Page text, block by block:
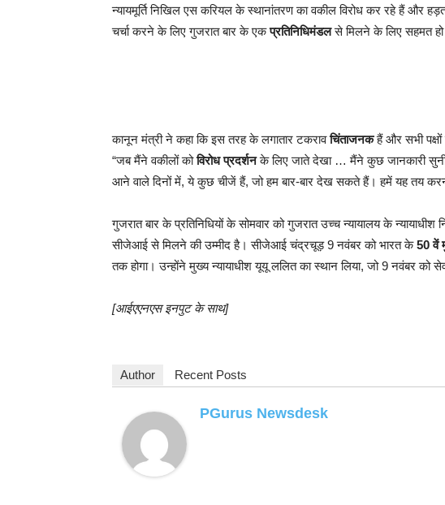
न्यायमूर्ति निखिल एस करियल के स्थानांतरण का वकील विरोध कर रहे हैं और
चर्चा करने के लिए गुजरात बार के एकप्रतिनिधिमंडलसे मिलने के लिए सहमत हो
कानून मंत्री ने कहा कि इस तरह के लगातार टकरावचिंताजनकहैं और सभी
“जब मैंने वकीलों कोविरोध प्रदर्शनके लिए जाते देखा … मैंने कुछ जानकारी
आने वाले दिनों में, ये कुछ चीजें हैं, जो हम बार-बार देख सकते हैं। हमें यह तय करना
गुजरात बार के प्रतिनिधियों के सोमवार को गुजरात उच्च न्यायालय के
सीजेआई से मिलने की उम्मीद है। सीजेआई चंद्रचूड़ 9 नवंबर को भारत के50 वें
तक होगा। उन्होंने मुख्य न्यायाधीश यूयू ललित का स्थान लिया, जो 9 नवंबर को
[आईएएनएस इनपुट के साथ]
Author Recent Posts
PGurus Newsdesk